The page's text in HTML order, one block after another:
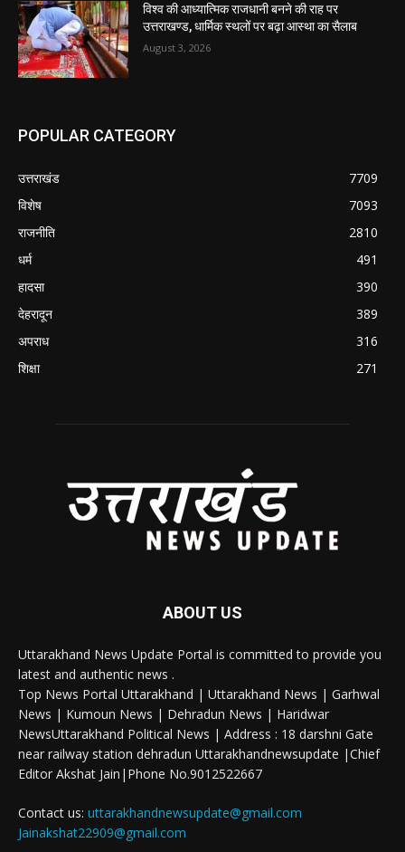
विश्व की आध्यात्मिक राजधानी बनने की राह पर
उत्तराखण्ड, धार्मिक स्थलों पर बढ़ा आस्था का सैलाब
August 3, 2026
POPULAR CATEGORY
उत्तराखंड
7709
विशेष
7093
राजनीति
2810
धर्म
491
हादसा
390
देहरादून
389
अपराध
316
शिक्षा
271
ABOUT US
Uttarakhand News Update Portal is committed to provide you
latest and authentic news .
Top News Portal Uttarakhand | Uttarakhand News | Garhwal
News | Kumoun News | Dehradun News | Haridwar
NewsUttarakhand Political News | Address : 18 darshni Gate
near railway station dehradun Uttarakhandnewsupdate |Chief
Editor Akshat Jain|Phone No.9012522667
Contact us: uttarakhandnewsupdate@gmail.com
Jainakshat22909@gmail.com